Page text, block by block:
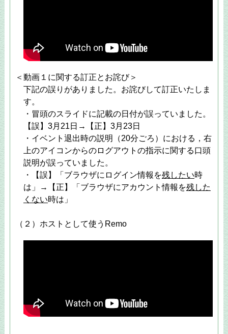
＜動画１に関する訂正とお詫び＞
下記の誤りがありました。お詫びして訂正いたしま
す。
・冒頭のスライドに記載の日付が誤っていました。
【誤】3月21日→【正】3月23日
・イベント退出時の説明（20分ごろ）における，右
上のアイコンからのログアウトの指示に関する口頭
説明が誤っていました。
・【誤】「ブラウザにログイン情報を残したい時
は」→【正】「ブラウザにアカウント情報を残した
くない時は」
（２）ホストとして使うRemo